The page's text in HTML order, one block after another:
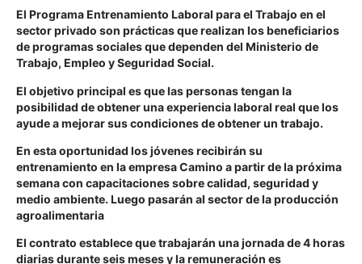
El Programa Entrenamiento Laboral para el Trabajo en el
sector privado son prácticas que realizan los beneficiarios
de programas sociales que dependen del Ministerio de
Trabajo, Empleo y Seguridad Social.
El objetivo principal es que las personas tengan la
posibilidad de obtener una experiencia laboral real que los
ayude a mejorar sus condiciones de obtener un trabajo.
En esta oportunidad los jóvenes recibirán su
entrenamiento en la empresa Camino a partir de la próxima
semana con capacitaciones sobre calidad, seguridad y
medio ambiente. Luego pasarán al sector de la producción
agroalimentaria
El contrato establece que trabajarán una jornada de 4 horas
diarias durante seis meses y la remuneración es